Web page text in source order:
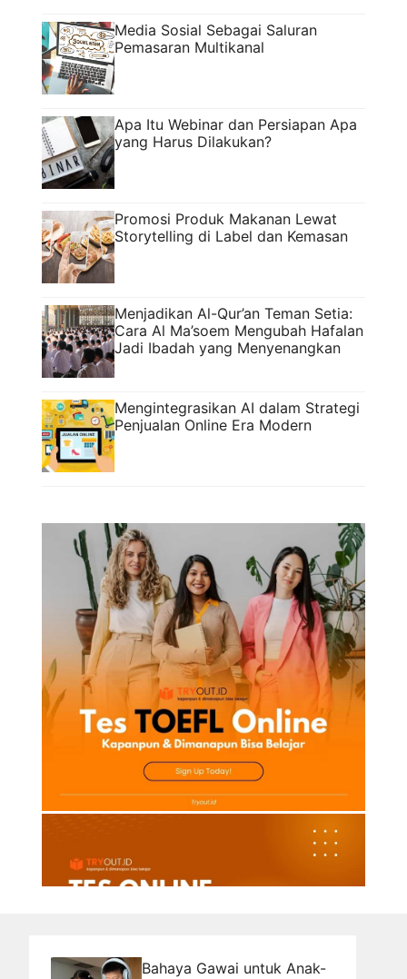
Media Sosial Sebagai Saluran
Pemasaran Multikanal
Apa Itu Webinar dan Persiapan Apa
yang Harus Dilakukan?
Promosi Produk Makanan Lewat
Storytelling di Label dan Kemasan
Menjadikan Al-Qur’an Teman Setia:
Cara Al Ma’soem Mengubah Hafalan
Jadi Ibadah yang Menyenangkan
Mengintegrasikan AI dalam Strategi
Penjualan Online Era Modern
Bahaya Gawai untuk Anak-